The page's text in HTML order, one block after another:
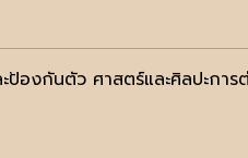
องกันตัว ศาสตร์และศิลปะการ